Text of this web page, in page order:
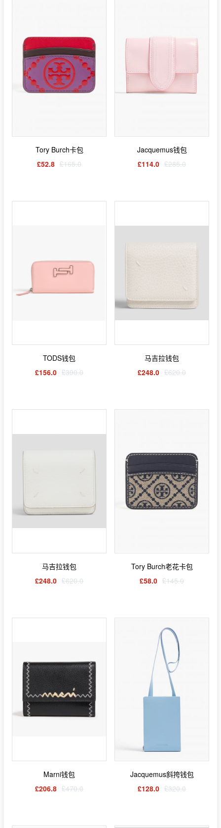
Tory Burch卡包
£52.8 £165.0
Jacquemus钱包
£114.0 £285.0
TODS钱包
£156.0 £390.0
马吉拉钱包
£248.0 £620.0
马吉拉钱包
£248.0 £620.0
Tory Burch老花卡包
£58.0 £145.0
Marni钱包
£206.8 £470.0
Jacquemus斜挎钱包
£128.0 £320.0